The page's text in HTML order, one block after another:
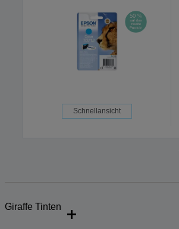
Schnellansicht
Giraffe Tinten